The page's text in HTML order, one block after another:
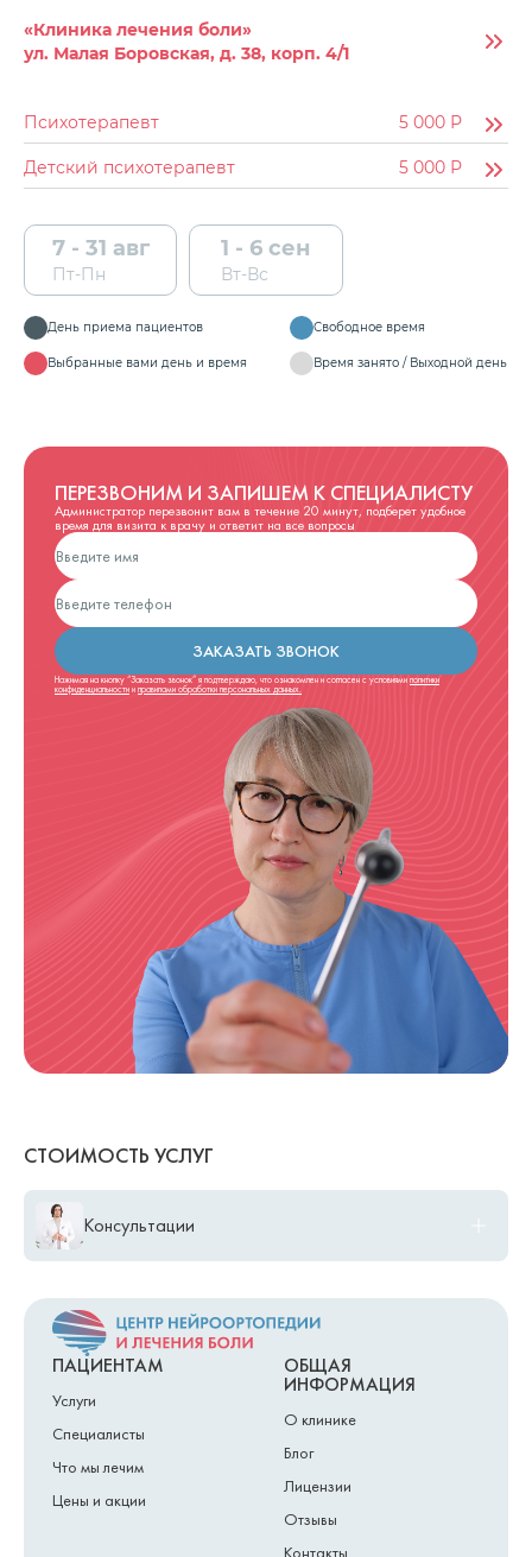
«Клиника лечения боли»
ул. Малая Боровская, д. 38, корп. 4/1
Психотерапевт 5 000 Р
Детский психотерапевт 5 000 Р
7 - 31 авг
Пт-Пн
1 - 6 сен
Вт-Вс
День приема пациентов Свободное время
Выбранные вами день и время Время занято / Выходной день
ПЕРЕЗВОНИМ И ЗАПИШЕМ К СПЕЦИАЛИСТУ
Администратор перезвонит вам в течение 20 минут, подберет удобное
время для визита к врачу и ответит на все вопросы
ЗАКАЗАТЬ ЗВОНОК
Нажимая на кнопку “Заказать звонок” я подтверждаю, что ознакомлен и согласен с условиями политики
конфиденциальности и правилами обработки персональных данных.
СТОИМОСТЬ УСЛУГ
Консультации
B01.034.002.002 Повторная консультация взрослого и детского
психотерапевта Марфина Н.В.
ПАЦИЕНТАМ
Услуги
Специалисты
Что мы лечим
Цены и акции
ОБЩАЯ
ИНФОРМАЦИЯ
О клинике
Блог
Лицензии
Отзывы
Контакты